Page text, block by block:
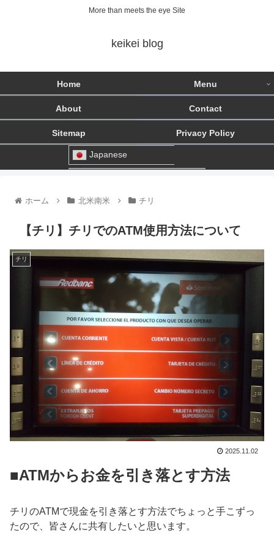
More than meets the eye Site
keikei blog
Home Menu
About Contact
Sitemap Privacy Policy
Japanese
ホーム 北米南米 チリ
【チリ】チリでのATM使用方法について
チリ
2025.11.02
■ATMからお金を引き落とす方法
チリのATMで現金を引き落とす方法でちょっと手こずっ
たので、皆さんに共有したいと思います。